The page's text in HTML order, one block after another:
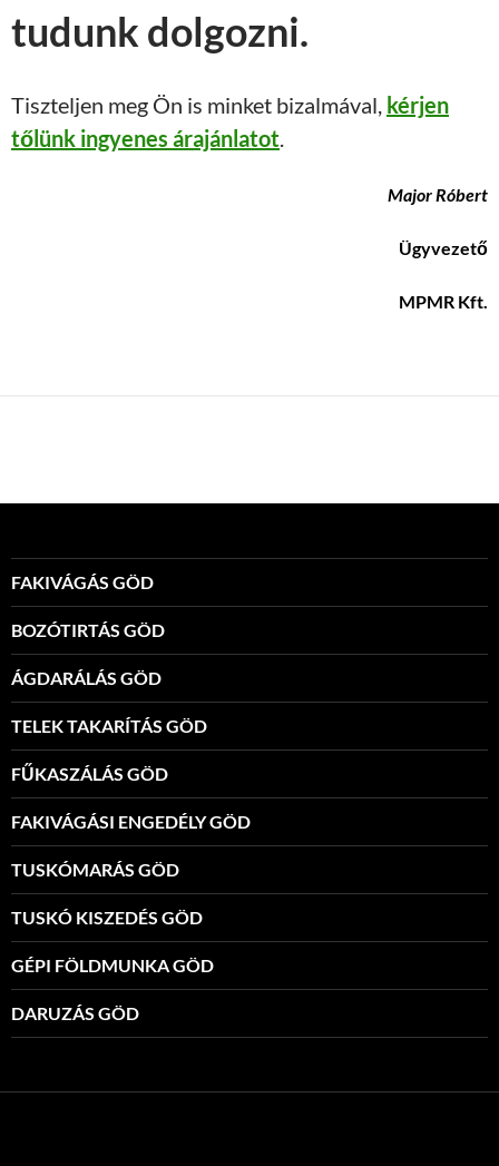
tudunk dolgozni.
Tiszteljen meg Ön is minket bizalmával, kérjen
tőlünk ingyenes árajánlatot.
Major Róbert
Ügyvezető
MPMR Kft.
FAKIVÁGÁS GÖD
BOZÓTIRTÁS GÖD
ÁGDARÁLÁS GÖD
TELEK TAKARÍTÁS GÖD
FŰKASZÁLÁS GÖD
FAKIVÁGÁSI ENGEDÉLY GÖD
TUSKÓMARÁS GÖD
TUSKÓ KISZEDÉS GÖD
GÉPI FÖLDMUNKA GÖD
DARUZÁS GÖD